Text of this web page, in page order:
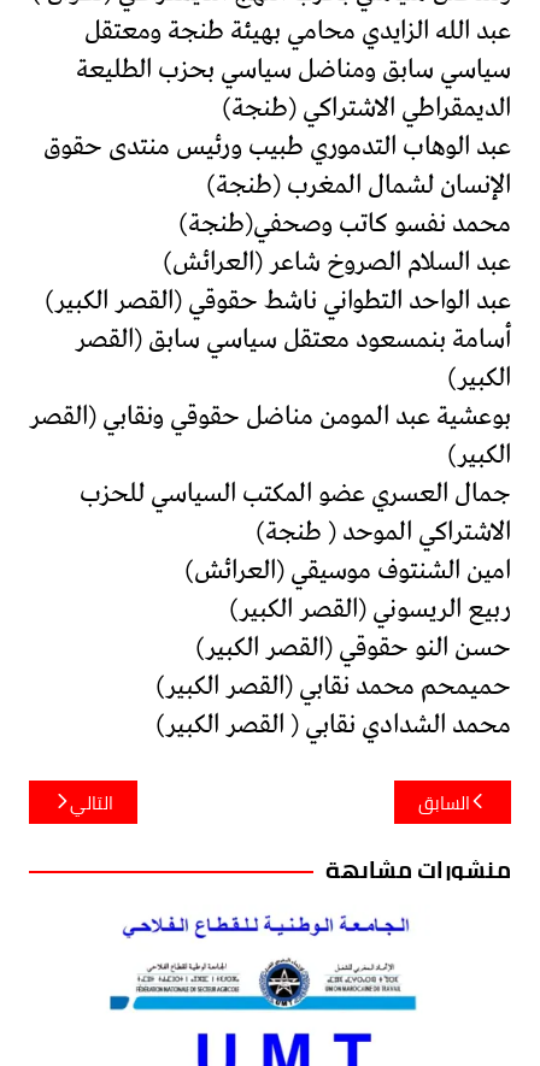
عبد الله الزايدي محامي بهيئة طنجة ومعتقل
سياسي سابق ومناضل سياسي بحزب الطليعة
الديمقراطي الاشتراكي (طنجة)
عبد الوهاب التدموري طبيب ورئيس منتدى حقوق
الإنسان لشمال المغرب (طنجة)
محمد نفسو كاتب وصحفي(طنجة)
عبد السلام الصروخ شاعر (العرائش)
عبد الواحد التطواني ناشط حقوقي (القصر الكبير)
أسامة بنمسعود معتقل سياسي سابق (القصر
الكبير)
بوعشية عبد المومن مناضل حقوقي ونقابي (القصر
الكبير)
جمال العسري عضو المكتب السياسي للحزب
الاشتراكي الموحد ( طنجة)
امين الشنتوف موسيقي (العرائش)
ربيع الريسوني (القصر الكبير)
حسن النو حقوقي (القصر الكبير)
حميمحم محمد نقابي (القصر الكبير)
محمد الشدادي نقابي ( القصر الكبير)
تصفّح
المقالات
السابق التالي
منشورات مشابهة